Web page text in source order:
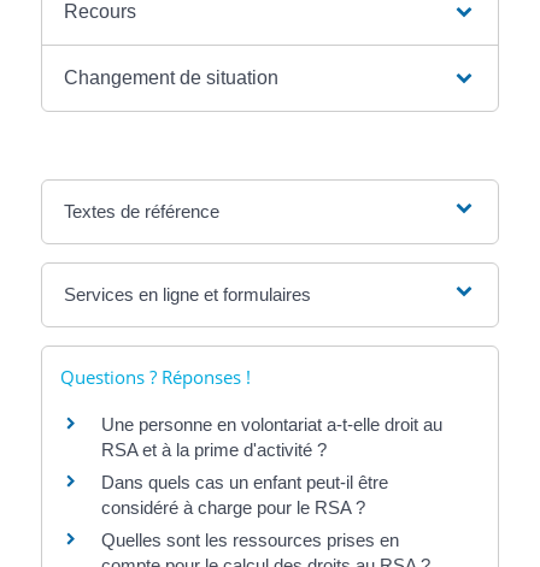
Recours
Changement de situation
Textes de référence
Services en ligne et formulaires
Questions ? Réponses !
Une personne en volontariat a-t-elle droit au
RSA et à la prime d'activité ?
Dans quels cas un enfant peut-il être
considéré à charge pour le RSA ?
Quelles sont les ressources prises en